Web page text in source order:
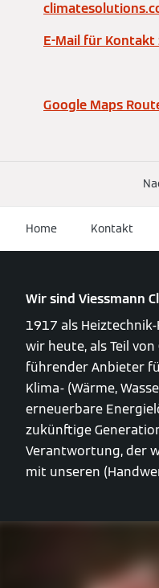
E-Mail für
Google Maps
Home Kontakt
Wir sind Viessmann
1917 als
wir heute, als Teil
führender Anbieter
Klima- (Wärme,
erneuerbare
zukünftige
Verantwortung, der
mit unseren